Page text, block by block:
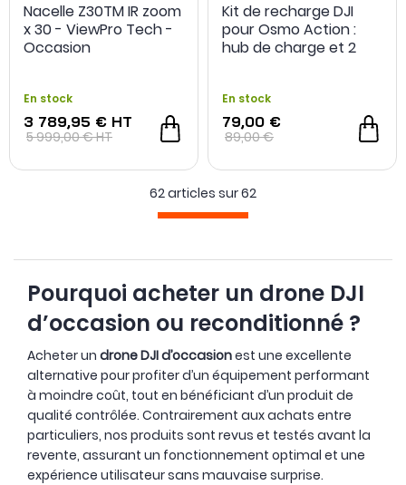
OCCASION - 10 € OCCASION
Nacelle Z30TM IR zoom
x 30 - ViewPro Tech -
Occasion
En stock
3 789,95 € HT
5 999,00 €HT
Kit de recharge DJI
pour Osmo Action :
hub de charge et 2
En stock
79,00 €
89,00 €
62 articles sur62
Pourquoi acheter un drone DJI
d’occasion ou reconditionné ?
Acheter un drone DJI d’occasionest une excellente
alternative pour profiter d’un équipement performant
à moindre coût, tout en bénéficiant d’un produit de
qualité contrôlée. Contrairement aux achats entre
particuliers, nos produits sont revus et testés avant la
revente, assurant un fonctionnement optimal et une
expérience utilisateur sans mauvaise surprise.